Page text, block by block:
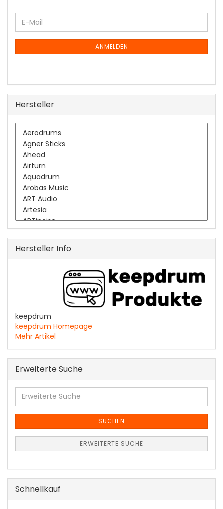
WEITER
ZUR
NEWSLETTER-
E-
Mail
ANMELDEN
Hersteller
Hersteller Info
keepdrum
keepdrum Homepage
Mehr Artikel
Erweiterte Suche
Erweiterte
Suche
SUCHEN
ERWEITERTE SUCHE
Schnellkauf